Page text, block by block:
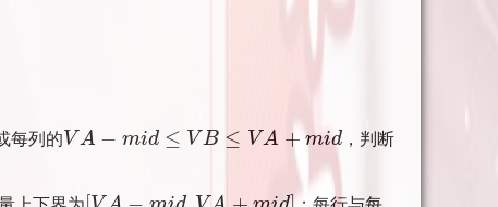
每列的V A − mid ≤ V B ≤ V A + mid
VA− mid≤VB≤VA+mi d
，判断